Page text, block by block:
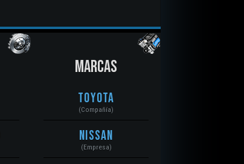
MARCAS
Toyota
(Compañía)
Nissan
(Empresa)